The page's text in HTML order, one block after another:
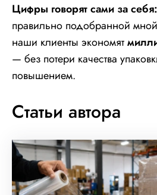
Цифры говорят сами за себя:
правильно подобранной
наши клиенты экономят
— без потери качества
повышением.
Статьи автора